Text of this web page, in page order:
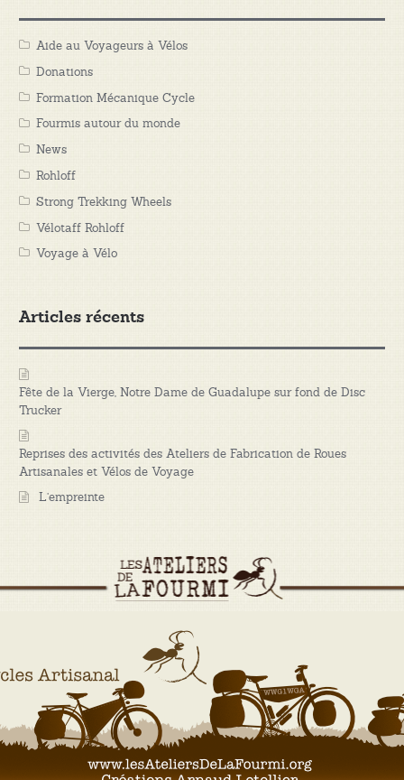
Aide au Voyageurs à Vélos
Donations
Formation Mécanique Cycle
Fourmis autour du monde
News
Rohloff
Strong Trekking Wheels
Vélotaff Rohloff
Voyage à Vélo
Articles récents
Fête de la Vierge, Notre Dame de Guadalupe sur fond de Disc
Trucker
Reprises des activités des Ateliers de Fabrication de Roues
Artisanales et Vélos de Voyage
L’empreinte